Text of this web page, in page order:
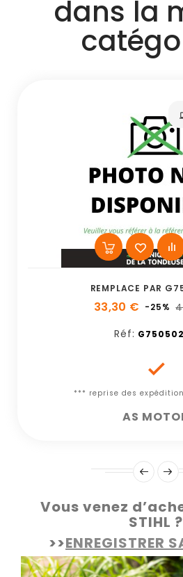
dans la
REMPLACE PAR
33,30 € -25%
Réf:

*** reprise des
AS
Vous venez
STIHL ?
>>ENREGISTRER